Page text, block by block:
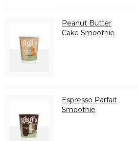
Peanut Butter
Cake Smoothie
Espresso Parfait
Smoothie